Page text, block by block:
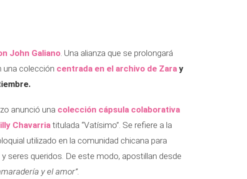
John Galiano. Una alianza que se prolongará
una colección centrada en el archivo de Zara y
anunció una colección cápsula colaborativa
Chavarria titulada “Vatísimo”. Se refiere a la
utilizado en la comunidad chicana para
seres queridos. De este modo, apostillan desde
y el amor”.